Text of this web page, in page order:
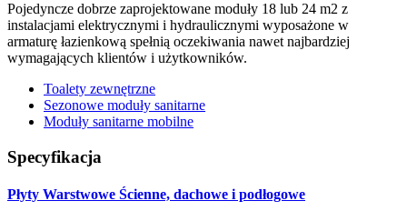
Pojedyncze dobrze zaprojektowane moduły 18 lub 24 m2 z
instalacjami elektrycznymi i hydraulicznymi wyposażone w
armaturę łazienkową spełnią oczekiwania nawet najbardziej
wymagających klientów i użytkowników.
Toalety zewnętrzne
Sezonowe moduły sanitarne
Moduły sanitarne mobilne
Specyfikacja
Płyty Warstwowe Ścienne, dachowe i podłogowe